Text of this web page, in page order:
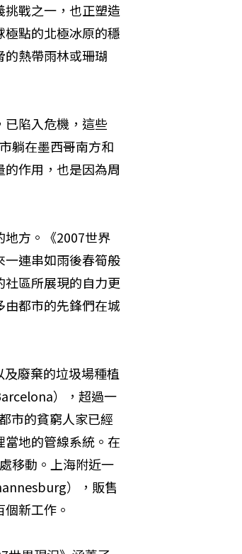
戰之一，也正塑造
點的北極冰原的穩
熱帶雨林或珊瑚
已陷入危機，這些
躺在墨西哥南方和
作用，也是因為周
地方。《2007世界
一連串如雨後春筍般
區所展現的自力更
都市的先鋒們在城
廢棄的垃圾場種植
），超過一
市的貧窮人家已經
地的管線系統。在
移動。上海附近一
），販售
新工作。